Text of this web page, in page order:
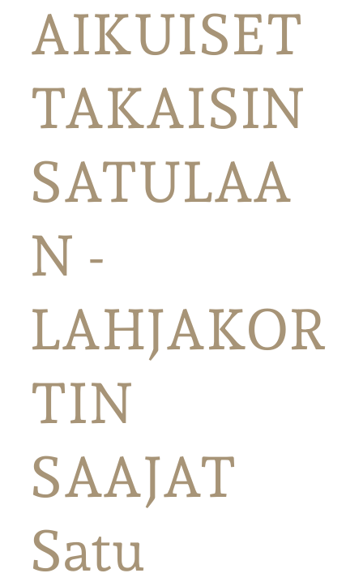
AIKUISET
TAKAISIN
SATULAA
N -
LAHJAKOR
TIN
SAAJAT
Satu